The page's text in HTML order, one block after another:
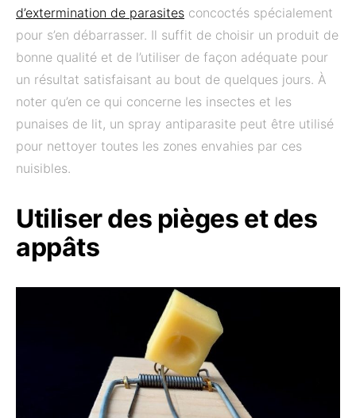
d’extermination de parasites concoctés spécialement
pour s’en débarrasser. Il suffit de choisir un produit de
bonne qualité et de l’utiliser de façon adéquate pour
un résultat satisfaisant au bout de quelques jours. À
noter qu’en ce qui concerne les insectes et les
punaises de lit, un spray antiparasite peut être utilisé
pour nettoyer toutes les zones envahies par ces
nuisibles.
Utiliser des pièges et des
appâts